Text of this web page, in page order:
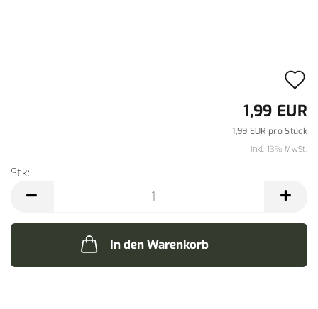
1,99 EUR
1,99 EUR pro Stück
inkl. 13% MwSt.
Stk:
In den Warenkorb